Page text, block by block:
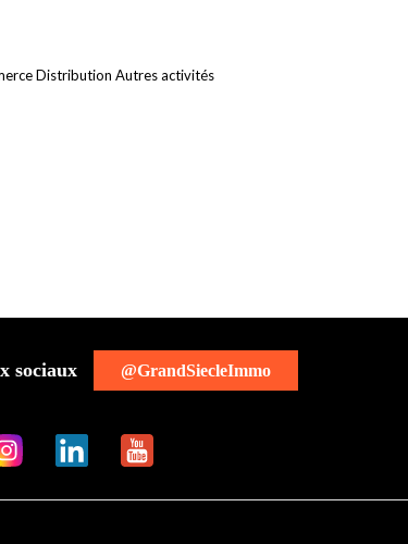
Distribution Autres activités
sociaux @GrandSiecleImmo